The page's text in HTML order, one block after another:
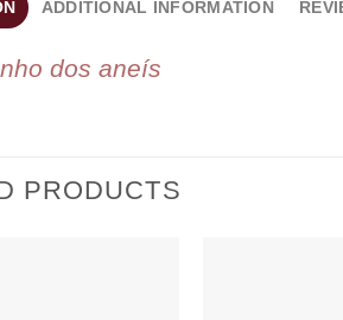
ADDITIONAL INFORMATION
dos aneís
PRODUCTS